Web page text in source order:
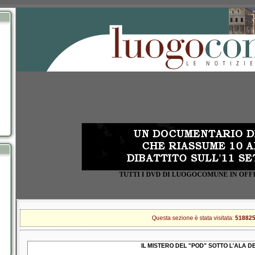
TUTTI I DVD DI LUOGOCOMUNE IN
Questa sezione è stata visitata:
IL MISTERO DEL "POD" SOTTO L'ALA